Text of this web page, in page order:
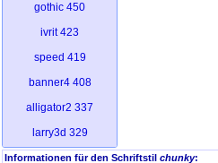
gothic 450
ivrit 423
speed 419
banner4 408
alligator2 337
larry3d 329
smkeyboard 313
Informationen für den Schriftstil chunky: